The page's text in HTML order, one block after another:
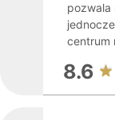
pozwala
centrum
8.6